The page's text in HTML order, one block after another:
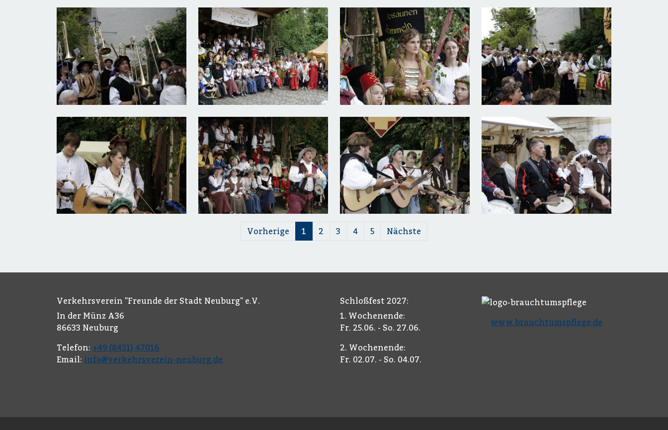
Vorherige 1 2 3 4 5 Nächste
Verkehrsverein "Freunde der Stadt Neuburg" e.V.
In der Münz A36
86633 Neuburg
Telefon: +49 (8431) 47016
Email: info@verkehrsverein-neuburg.de
Schloßfest 2027:
1. Wochenende:
Fr. 25.06. - So. 27.06.
2. Wochenende:
Fr. 02.07. - So. 04.07.
www.brauchtumspflege.de